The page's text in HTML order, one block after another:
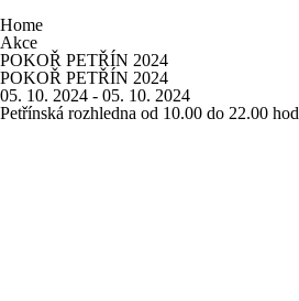
Home
Akce
POKOŘ PETŘÍN 2024
POKOŘ PETŘÍN 2024
05. 10. 2024 - 05. 10. 2024
Petřínská rozhledna od 10.00 do 22.00 hod